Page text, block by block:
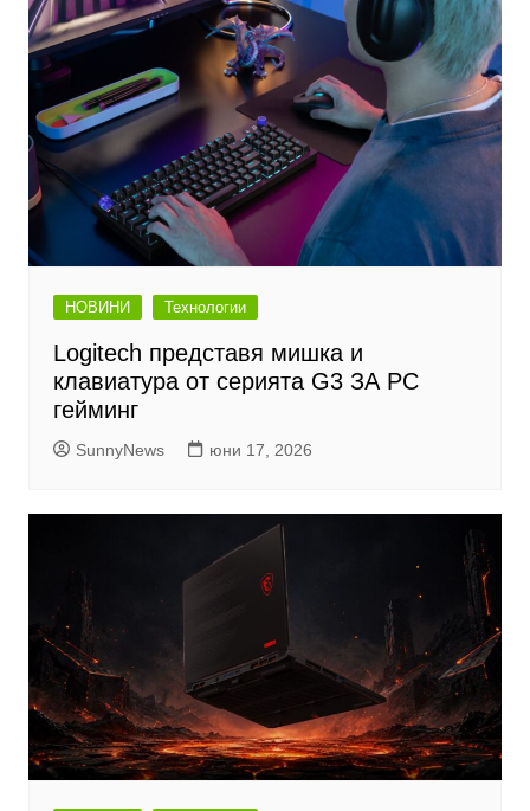
НОВИНИ Технологии
Logitech представя мишка и
клавиатура от серията G3 ЗА PC
гейминг
SunnyNews юни 17, 2026